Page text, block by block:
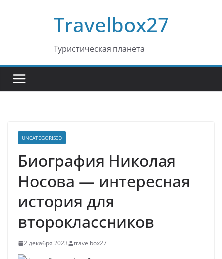
Travelbox27
Туристическая планета
UNCATEGORISED
Биография Николая
Носова — интересная
история для
второклассников
2 декабря 2023 travelbox27_